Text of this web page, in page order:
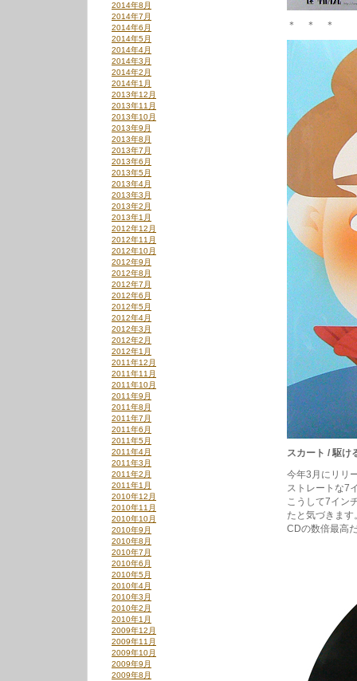
＊ ＊ ＊
スカート / 駆け
今年3月にリリ
ストレートな7
こうして7イン
たと気づきます
CDの数倍最高
2014年8月
2014年7月
2014年6月
2014年5月
2014年4月
2014年3月
2014年2月
2014年1月
2013年12月
2013年11月
2013年10月
2013年9月
2013年8月
2013年7月
2013年6月
2013年5月
2013年4月
2013年3月
2013年2月
2013年1月
2012年12月
2012年11月
2012年10月
2012年9月
2012年8月
2012年7月
2012年6月
2012年5月
2012年4月
2012年3月
2012年2月
2012年1月
2011年12月
2011年11月
2011年10月
2011年9月
2011年8月
2011年7月
2011年6月
2011年5月
2011年4月
2011年3月
2011年2月
2011年1月
2010年12月
2010年11月
2010年10月
2010年9月
2010年8月
2010年7月
2010年6月
2010年5月
2010年4月
2010年3月
2010年2月
2010年1月
2009年12月
2009年11月
2009年10月
2009年9月
2009年8月